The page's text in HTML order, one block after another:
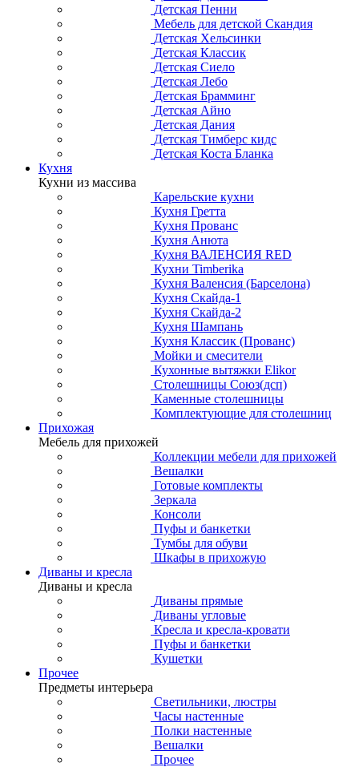
Детская Пенни
Мебель для детской Скандия
Детская Хельсинки
Детская Классик
Детская Сиело
Детская Лебо
Детская Брамминг
Детская Айно
Детская Дания
Детская Тимберс кидс
Детская Коста Бланка
Кухня
Кухни из массива
Карельские кухни
Кухня Гретта
Кухня Прованс
Кухня Анюта
Кухня ВАЛЕНСИЯ RED
Кухни Timberika
Кухня Валенсия (Барселона)
Кухня Скайда-1
Кухня Скайда-2
Кухня Шампань
Кухня Классик (Прованс)
Мойки и смесители
Кухонные вытяжки Elikor
Столешницы Союз(дсп)
Каменные столешницы
Комплектующие для столешниц
Прихожая
Мебель для прихожей
Коллекции мебели для прихожей
Вешалки
Готовые комплекты
Зеркала
Консоли
Пуфы и банкетки
Тумбы для обуви
Шкафы в прихожую
Диваны и кресла
Диваны и кресла
Диваны прямые
Диваны угловые
Кресла и кресла-кровати
Пуфы и банкетки
Кушетки
Прочее
Предметы интерьера
Светильники, люстры
Часы настенные
Полки настенные
Вешалки
Прочее